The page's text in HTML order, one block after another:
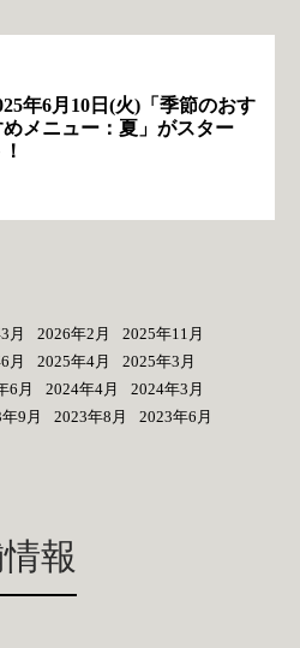
年6月10日(火)「季節のおす
めメニュー：夏」がスター
！
月 2026年2月
2025年11月
月 2025年4月
2025年3月
6月 2024年4月
2024年3月
9月 2023年8月
2023年6月
報